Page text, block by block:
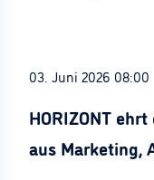
03. Juni 2026 08:00
HORIZONT
aus Marketing,